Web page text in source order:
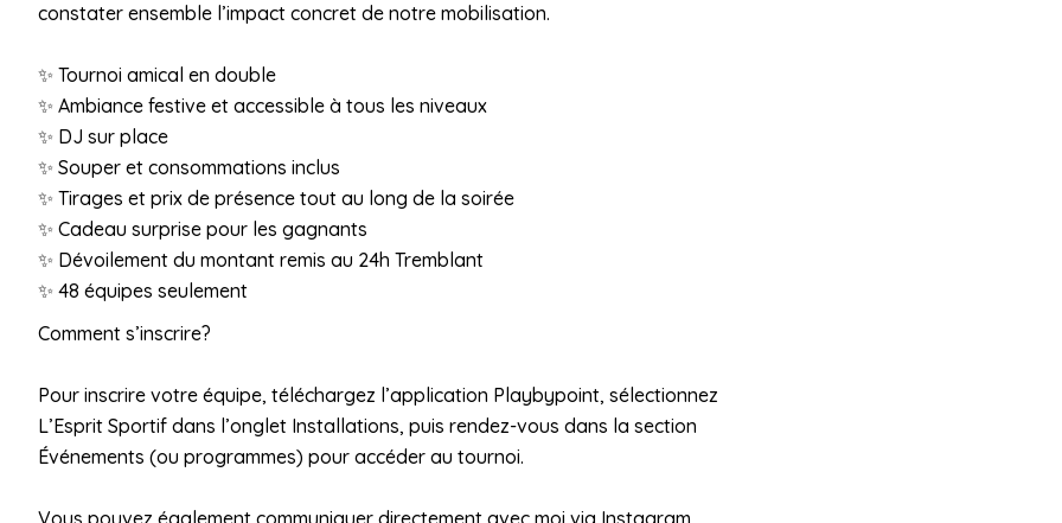
constater ensemble l’impact concret de notre mobilisation.
✨ Tournoi amical en double
✨ Ambiance festive et accessible à tous les niveaux
✨ DJ sur place
✨ Souper et consommations inclus
✨ Tirages et prix de présence tout au long de la soirée
✨ Cadeau surprise pour les gagnants
✨ Dévoilement du montant remis au 24h Tremblant
✨ 48 équipes seulement
Comment s’inscrire?
Pour inscrire votre équipe, téléchargez l’application Playbypoint, sélectionnez
L’Esprit Sportif dans l’onglet Installations, puis rendez-vous dans la section
Événements (ou programmes) pour accéder au tournoi.